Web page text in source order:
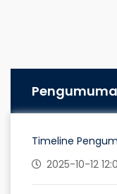
Timeline
2025-10-12